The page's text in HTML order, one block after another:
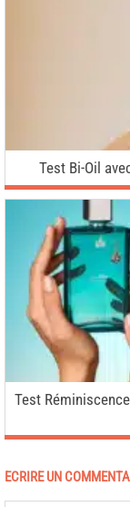
Test Bi-Oil
Test
ECRIRE UN